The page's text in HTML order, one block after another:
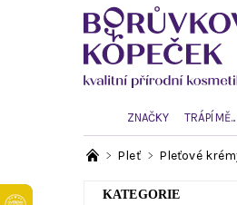
ZNAČKY TRÁPÍ MĚ...
Pleť Pleťové
KATEGORIE